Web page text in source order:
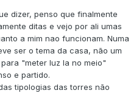
dizer, penso que finalmente
ditas e vejo por ali umas
a mim nao funcionam. Numa
ser o tema da casa, não um
"meter luz la no meio"
e partido.
tipologias das torres não